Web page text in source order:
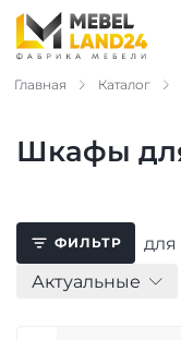
Главная Каталог
Шкафы
ФИЛЬТР для
Актуальные